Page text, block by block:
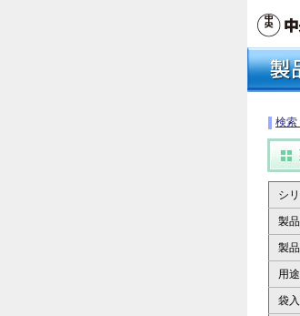
検索
シ
製
製
用
袋